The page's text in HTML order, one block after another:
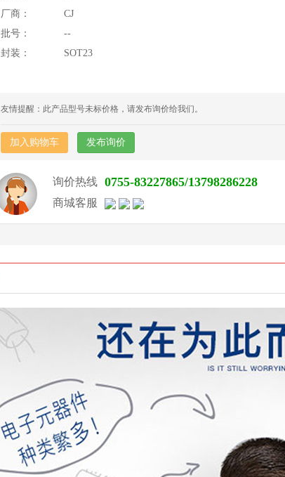
厂商：
CJ
批号：
--
封装：
SOT23
友情提醒：此产品型号未标价格，请发布询价给我们。
加入购物车 发布询价
询价热线 0755-83227865/13798286228
商城客服